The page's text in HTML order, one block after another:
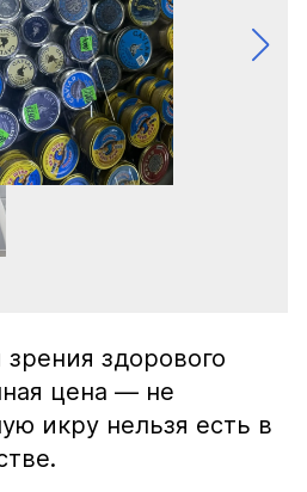
здорового
цена — не
икру нельзя есть в